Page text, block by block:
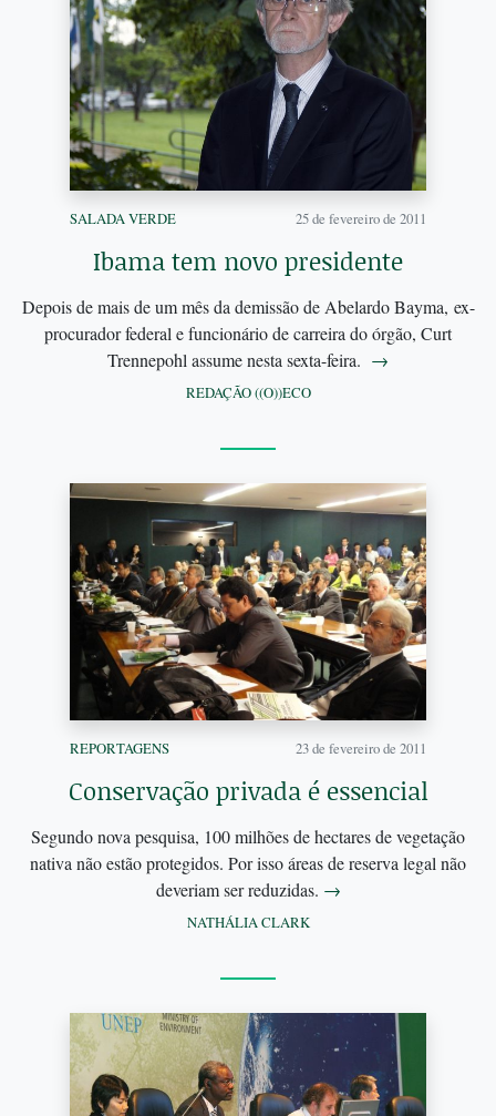
SALADA VERDE 25 de fevereiro de 2011
Ibama tem novo presidente
Depois de mais de um mês da demissão de Abelardo Bayma, ex-
procurador federal e funcionário de carreira do órgão, Curt
Trennepohl assume nesta sexta-feira. →
REDAÇÃO ((O))ECO
REPORTAGENS 23 de fevereiro de 2011
Conservação privada é essencial
Segundo nova pesquisa, 100 milhões de hectares de vegetação
nativa não estão protegidos. Por isso áreas de reserva legal não
deveriam ser reduzidas. →
NATHÁLIA CLARK